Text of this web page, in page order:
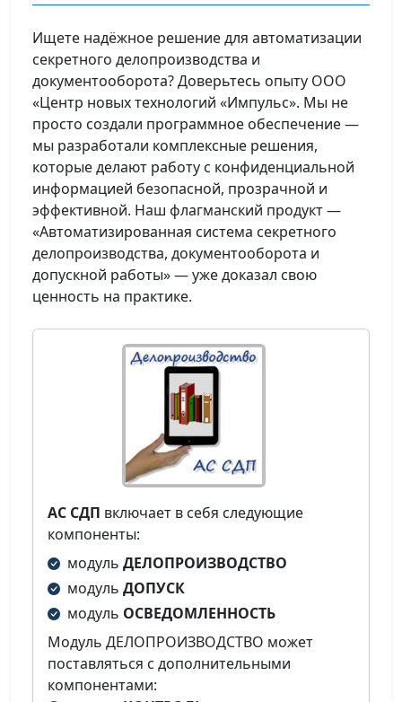
Ищете надёжное решение для автоматизации
секретного делопроизводства и
документооборота? Доверьтесь опыту ООО
«Центр новых технологий «Импульс». Мы не
просто создали программное обеспечение —
мы разработали комплексные решения,
которые делают работу с конфиденциальной
информацией безопасной, прозрачной и
эффективной. Наш флагманский продукт —
«Автоматизированная система секретного
делопроизводства, документооборота и
допускной работы» — уже доказал свою
ценность на практике.
АС СДП включает в себя следующие
компоненты:
модуль ДЕЛОПРОИЗВОДСТВО
модуль ДОПУСК
модуль ОСВЕДОМЛЕННОСТЬ
Модуль ДЕЛОПРОИЗВОДСТВО может
поставляться с дополнительными
компонентами: